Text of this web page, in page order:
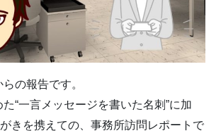
の報告です。
“一言メッセージを書いた名刺”に加
きを携えての、事務所訪問レポートで